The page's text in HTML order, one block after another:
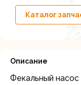
Каталог
Описание
Фекальный